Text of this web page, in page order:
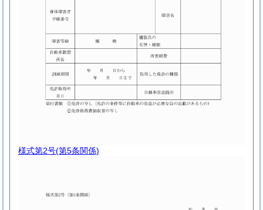
様式第2号(第5条関係)